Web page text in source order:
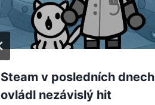
Steam v posledních dnech
ovládl nezávislý hit